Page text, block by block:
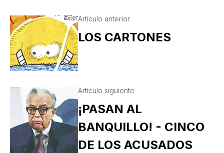
Artículo anterior
LOS CARTONES
Artículo siguiente
¡PASAN AL
BANQUILLO! - CINCO
DE LOS ACUSADOS